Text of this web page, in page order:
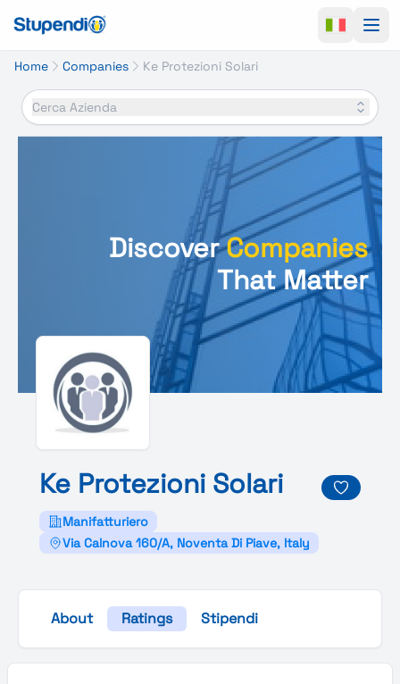
Home Companies Ke Protezioni Solari
Cerca Azienda
DiscoverCompanies
That Matter
Ke Protezioni Solari
Manifatturiero
Via Calnova 160/A, Noventa Di Piave, Italy
About Ratings Stipendi